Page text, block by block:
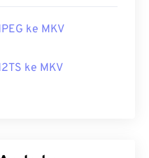
ke MKV
ke MKV